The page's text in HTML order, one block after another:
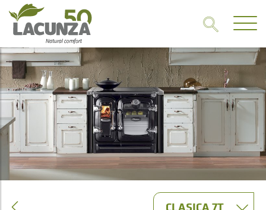
CLASICA 7T